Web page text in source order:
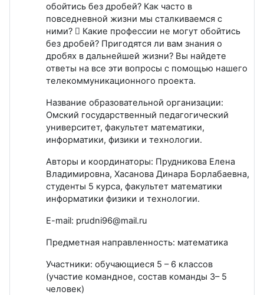
обойтись без дробей? Как часто в
повседневной жизни мы сталкиваемся с
ними?  Какие профессии не могут обойтись
без дробей? Пригодятся ли вам знания о
дробях в дальнейшей жизни? Вы найдете
ответы на все эти вопросы с помощью нашего
телекоммуникационного проекта.
Название образовательной организации:
Омский государственный педагогический
университет, факультет математики,
информатики, физики и технологии.
Авторы и координаторы: Прудникова Елена
Владимировна, Хасанова Динара Борлабаевна,
студенты 5 курса, факультет математики
информатики физики и технологии.
E-mail: prudni96@mail.ru
Предметная направленность: математика
Участники: обучающиеся 5 – 6 классов
(участие командное, состав команды 3– 5
человек)